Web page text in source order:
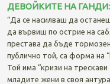
ДЕВОЙКИТЕ НА ГАНДИ:
“Да се насилваш да
да вървиш по острие на
престава да бъде
публично той, са форма на
Той има “кризи на
младите жени в своя